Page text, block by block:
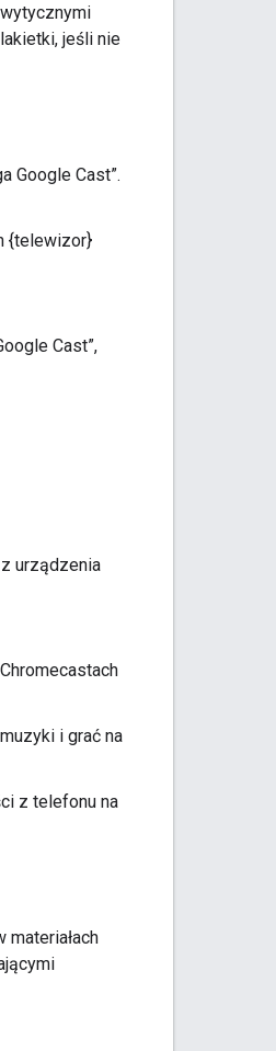
jeśli nie
Google Cast”.
{telewizor}
Cast”,
z urządzenia
i grać na
z telefonu na
materiałach